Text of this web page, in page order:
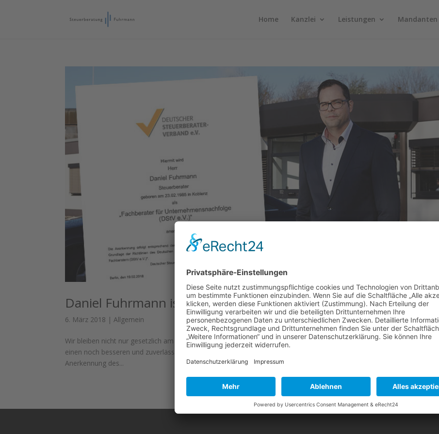
Home Kanzlei Leistungen Mandanten
Daniel Fuhrmann ist Fachberater für Unternehmensnachfolge
6. März 2018 |Allgemein
Wir bleiben nicht nur gesetzlich am Ball, sondern sorgen natürlich auch dafür das wir uns regelmäßig fortbilden um Ihnen
einen noch besseren und zuverlässigeren Service bieten zu können. So hat unser Herr Daniel Fuhrmann erfolgreich die
Anerkennung des...